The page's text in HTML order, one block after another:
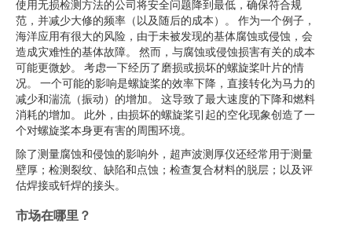
使用无损检测方法的公司将安全问题降到最低，确保符合规
范，并减少大修的频率（以及随后的成本）。 作为一个例子，
海洋应用有很大的风险，由于未被发现的基体腐蚀或侵蚀，会
造成灾难性的基体故障。 然而，与腐蚀或侵蚀损害有关的成本
可能更微妙。 考虑一下经历了磨损或损坏的螺旋桨叶片的情
况。 一个可能的影响是螺旋桨的效率下降，直接转化为马力的
减少和湍流（振动）的增加。 这导致了最大速度的下降和燃料
消耗的增加。 此外，由损坏的螺旋桨引起的空化现象创造了一
个对螺旋桨本身更有害的周围环境。
除了测量腐蚀和侵蚀的影响外，超声波测厚仪还经常用于测量
壁厚；检测裂纹、缺陷和点蚀；检查复合材料的脱层；以及评
估焊接或钎焊的接头。
市场在哪里？